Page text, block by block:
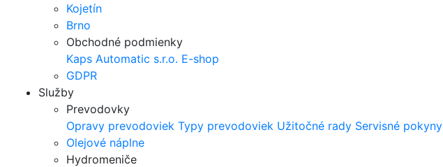
Kojetín
Brno
Obchodné podmienky
Kaps Automatic s.r.o. E-shop
GDPR
Služby
Prevodovky
Opravy prevodoviek Typy prevodoviek Užitočné rady Servisné pokyny
Olejové náplne
Hydromeniče